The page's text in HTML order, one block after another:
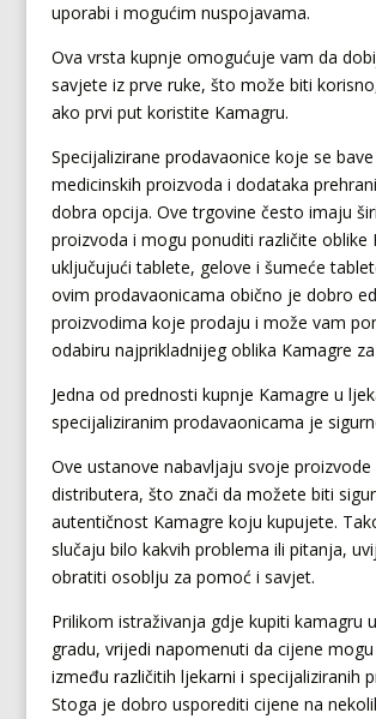
uporabi i mogućim nuspojavama.
Ova vrsta kupnje omogućuje vam da
savjete iz prve ruke, što može biti
ako prvi put koristite Kamagru.
Specijalizirane prodavaonice koje se
medicinskih proizvoda i dodataka
dobra opcija. Ove trgovine često imaju
proizvoda i mogu ponuditi različite oblike
uključujući tablete, gelove i šumeće
ovim prodavaonicama obično je dobro
proizvodima koje prodaju i može vam
odabiru najprikladnijeg oblika Kamagre
Jedna od prednosti kupnje Kamagre u
specijaliziranim prodavaonicama je
Ove ustanove nabavljaju svoje
distributera, što znači da možete biti
autentičnost Kamagre koju kupujete.
slučaju bilo kakvih problema ili pitanja,
obratiti osoblju za pomoć i savjet.
Prilikom istraživanja gdje kupiti kamagru
gradu, vrijedi napomenuti da cijene
između različitih ljekarni i specijaliziranih
Stoga je dobro usporediti cijene na